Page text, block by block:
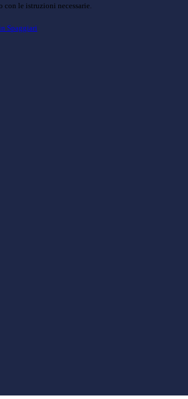
le istruzioni necessarie.
Spaggiari